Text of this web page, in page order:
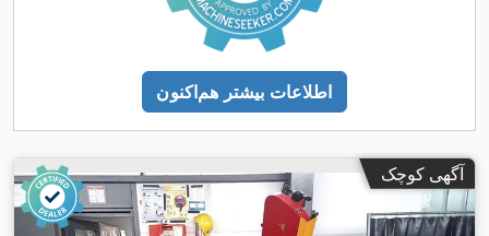
اطلاعات بیشتر هم‌اکنون
آگهی کوچک